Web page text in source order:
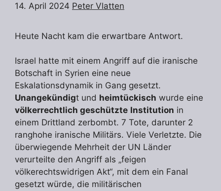
14. April 2024 Peter Vlatten
Heute Nacht kam die erwartbare Antwort.
Israel hatte mit einem Angriff auf die iranische
Botschaft in Syrien eine neue
Eskalationsdynamik in Gang gesetzt.
Unangekündigt und heimtückisch wurde eine
völkerrechtlich geschützte Institution in
einem Drittland zerbombt. 7 Tote, darunter 2
ranghohe iranische Militärs. Viele Verletzte. Die
überwiegende Mehrheit der UN Länder
verurteilte den Angriff als „feigen
völkerechtswidrigen Akt“, mit dem ein Fanal
gesetzt würde, die militärischen